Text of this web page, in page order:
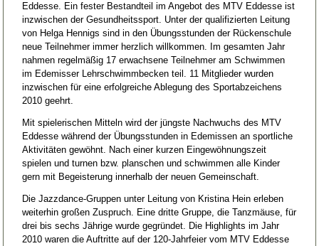
Eddesse. Ein fester Bestandteil im Angebot des MTV Eddesse ist
inzwischen der Gesundheitssport. Unter der qualifizierten Leitung
von Helga Hennigs sind in den Übungsstunden der Rückenschule
neue Teilnehmer immer herzlich willkommen. Im gesamten Jahr
nahmen regelmäßig 17 erwachsene Teilnehmer am Schwimmen
im Edemisser Lehrschwimmbecken teil. 11 Mitglieder wurden
inzwischen für eine erfolgreiche Ablegung des Sportabzeichens
2010 geehrt.
Mit spielerischen Mitteln wird der jüngste Nachwuchs des MTV
Eddesse während der Übungsstunden in Edemissen an sportliche
Aktivitäten gewöhnt. Nach einer kurzen Eingewöhnungszeit
spielen und turnen bzw. planschen und schwimmen alle Kinder
gern mit Begeisterung innerhalb der neuen Gemeinschaft.
Die Jazzdance-Gruppen unter Leitung von Kristina Hein erleben
weiterhin großen Zuspruch. Eine dritte Gruppe, die Tanzmäuse, für
drei bis sechs Jährige wurde gegründet. Die Highlights im Jahr
2010 waren die Auftritte auf der 120-Jahrfeier vom MTV Eddesse